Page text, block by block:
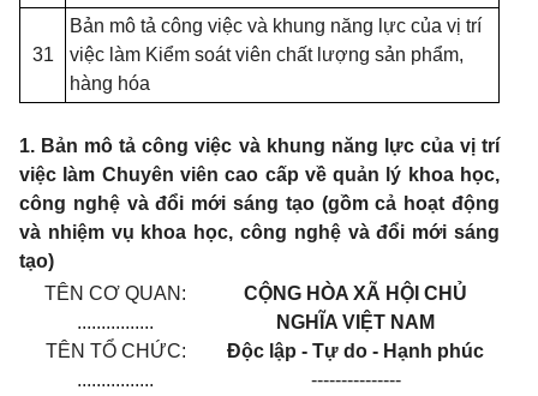
31
Bản mô tả công việc và khung năng lực của vị trí
việc làm Kiểm soát viên chất lượng sản phẩm,
hàng hóa
1. Bản mô tả công việc và khung năng lực của vị trí
việc làm Chuyên viên cao cấp về quản lý khoa học,
công nghệ và đổi mới sáng tạo (gồm cả hoạt động
và nhiệm vụ khoa học, công nghệ và đổi mới sáng
tạo)
TÊN CƠ QUAN:
................
TÊN TỔ CHỨC:
................
CỘNG HÒA XÃ HỘI CHỦ
NGHĨA VIỆT NAM
Độc lập - Tự do - Hạnh phúc
---------------